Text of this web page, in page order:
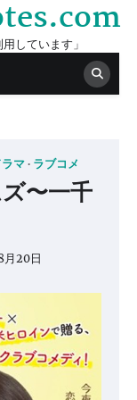
しています」
ラマ ラブコメ
〜一千
20日